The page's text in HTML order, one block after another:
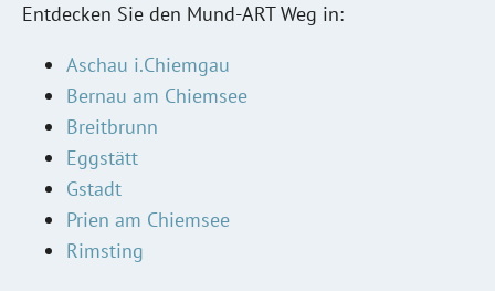
Entdecken Sie den Mund-ART Weg in:
Aschau i.Chiemgau
Bernau am Chiemsee
Breitbrunn
Eggstätt
Gstadt
Prien am Chiemsee
Rimsting